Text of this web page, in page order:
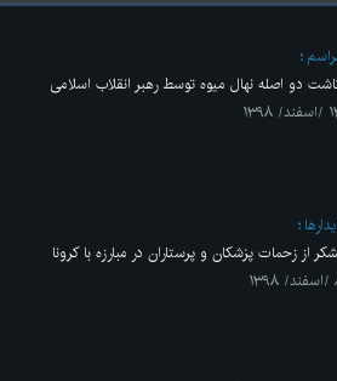
دو اصله نهال میوه توسط رهبر انقلاب اسلامی
۱۳۹۸
از زحمات پزشکان و پرستاران در مبارزه با کرونا